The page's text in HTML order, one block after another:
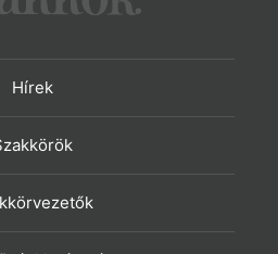
Hírek